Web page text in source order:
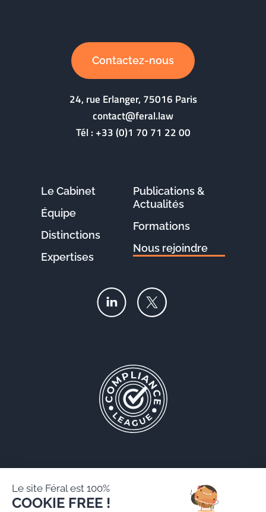
Contactez-nous
24, rue Erlanger, 75016 Paris
contact@feral.law
Tél :+33 (0)1 70 71 22 00
Le Cabinet
Équipe
Distinctions
Expertises
Publications &
Actualités
Formations
Nous rejoindre
Le site Féral est 100%
COOKIE FREE !